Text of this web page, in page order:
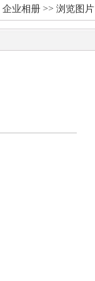
企业相册>> 浏览图片